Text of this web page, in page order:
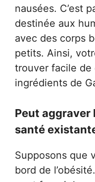
nausées. C’est
destinée aux
avec des corps
petits. Ainsi,
trouver facile de
ingrédients de
Peut aggraver
santé
Supposons que
bord de